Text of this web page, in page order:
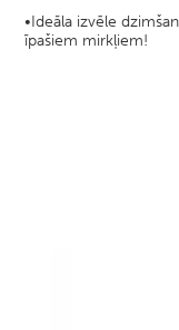
•Ideāla izvēle
īpašiem mirkļiem!